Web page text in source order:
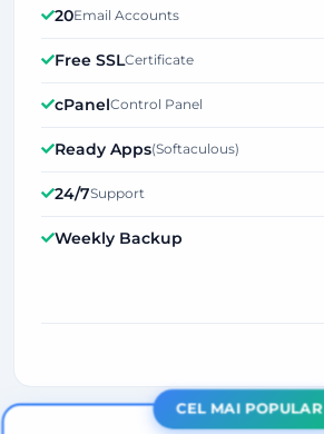
20Email Accounts
Free SSLCertificate
cPanelControl Panel
Ready Apps(Softaculous)
24/7Support
Weekly Backup
CEL MAI POPULAR